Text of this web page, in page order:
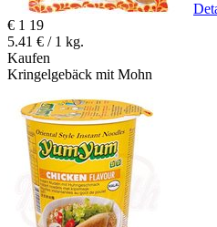
€ 1 19
5.41 € / 1 kg.
Kaufen
Kringelgebäck mit Mohn